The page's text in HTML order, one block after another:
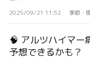
2025/09/21 11:52 季節・
🧠 アルツハイマー
予想できるかも？